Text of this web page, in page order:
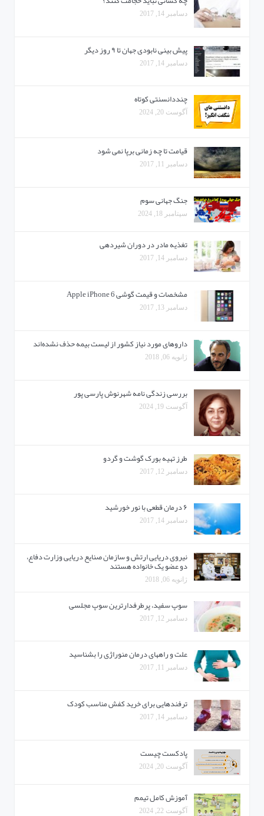
دسامبر 14, 2017
پیش بینی نابودی جهان تا ۹ روز دیگر
دسامبر 14, 2017
چنددانسنتی کوتاه
آگوست 20, 2024
قیامت تا چه زمانی برپا نمی شود
دسامبر 11, 2017
جنگ جهانی سوم
سپتامبر 18, 2024
تغذیه مادر در دوران شیردهی
دسامبر 14, 2017
مشخصات و قیمت گوشی Apple iPhone 6
دسامبر 13, 2017
دارو‌های مورد نیاز کشور از لیست بیمه حذف نشده‌اند
ژانویه 06, 2018
بررسی زندگی نامه شهرنوش پارسی پور
آگوست 19, 2024
طرز تهیه بورک گوشت و گردو
دسامبر 12, 2017
۶ درمان قطعی با نور خورشید
دسامبر 14, 2017
نیروی دریایی ارتش و سازمان صنایع دریایی وزارت دفاع،
دو عضو یک خانواده هستند
ژانویه 06, 2018
سوپ سفید، پرطرفدارترین سوپ‌ مجلسی
دسامبر 12, 2017
علت و راههای درمان منوراژی را بشناسید
دسامبر 11, 2017
ترفندهایی برای خرید کفش مناسب کودک
دسامبر 14, 2017
پادکست چیست
آگوست 20, 2024
آموزش کامل تیمم
آگوست 22, 2024